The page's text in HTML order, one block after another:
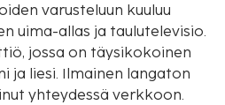
varusteluun kuuluu
uima-allas ja taulutelevisio.
jossa on täysikokoinen
ja liesi. Ilmainen langaton
yhteydessä verkkoon.